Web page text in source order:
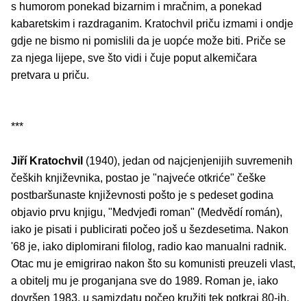
s humorom ponekad bizarnim i mračnim, a ponekad
kabaretskim i razdraganim. Kratochvil priču izmami i ondje
gdje ne bismo ni pomislili da je uopće može biti. Priče se
za njega lijepe, sve što vidi i čuje poput alkemičara
pretvara u priču.
***
Jiří Kratochvil (1940), jedan od najcjenjenijih suvremenih
čeških književnika, postao je "najveće otkriće" češke
postbaršunaste književnosti pošto je s pedeset godina
objavio prvu knjigu, "Medvjeđi roman" (Medvědí román),
iako je pisati i publicirati počeo još u šezdesetima. Nakon
'68 je, iako diplomirani filolog, radio kao manualni radnik.
Otac mu je emigrirao nakon što su komunisti preuzeli vlast,
a obitelj mu je proganjana sve do 1989. Roman je, iako
dovršen 1983, u samizdatu počeo kružiti tek potkraj 80-ih,